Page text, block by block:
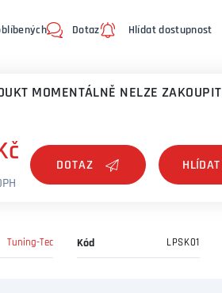
Dotaz Hlídat dostupnost
MOMENTÁLNĚ NELZE ZAKOUPIT
DOTAZ
Tuning-Tec Kód LPSK01